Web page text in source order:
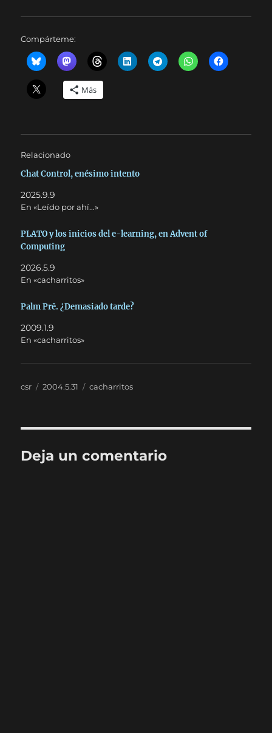
Compárteme:
Más
Relacionado
Chat Control, enésimo intento
2025.9.9
En «Leído por ahí...»
PLATO y los inicios del e-learning, en Advent of
Computing
2026.5.9
En «cacharritos»
Palm Prē. ¿Demasiado tarde?
2009.1.9
En «cacharritos»
Autor
csr
Publicado
2004.5.31 Categorías
cacharritos
Deja un comentario